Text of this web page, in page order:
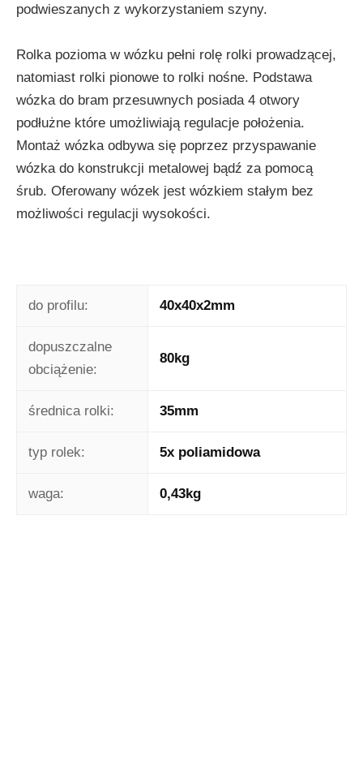
podwieszanych z wykorzystaniem szyny.
Rolka pozioma w wózku pełni rolę rolki prowadzącej,
natomiast rolki pionowe to rolki nośne. Podstawa
wózka do bram przesuwnych posiada 4 otwory
podłużne które umożliwiają regulacje położenia.
Montaż wózka odbywa się poprzez przyspawanie
wózka do konstrukcji metalowej bądź za pomocą
śrub. Oferowany wózek jest wózkiem stałym bez
możliwości regulacji wysokości.
do profilu: 40x40x2mm
dopuszczalne
obciążenie:
80kg
średnica rolki: 35mm
typ rolek: 5x poliamidowa
waga: 0,43kg